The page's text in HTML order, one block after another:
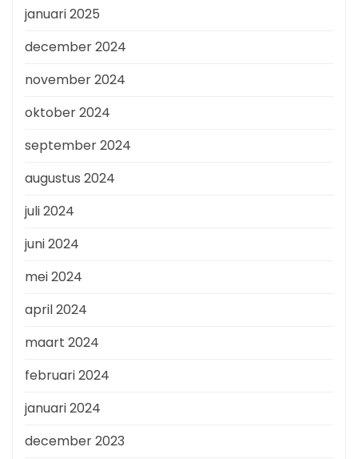
januari 2025
december 2024
november 2024
oktober 2024
september 2024
augustus 2024
juli 2024
juni 2024
mei 2024
april 2024
maart 2024
februari 2024
januari 2024
december 2023